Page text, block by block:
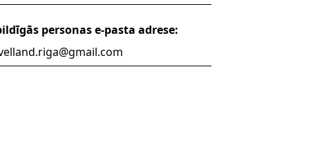
personas e-pasta adrese: